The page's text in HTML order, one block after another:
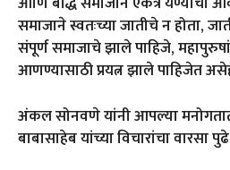
समाजाने स्वतःच्या जातीचे न होता,
संपूर्ण समाजाचे झाले पाहिजे,
आणण्यासाठी प्रयत्न झाले पाहिजेत
अंकल सोनवणे यांनी आपल्या
बाबासाहेब यांच्या विचारांचा वारसा